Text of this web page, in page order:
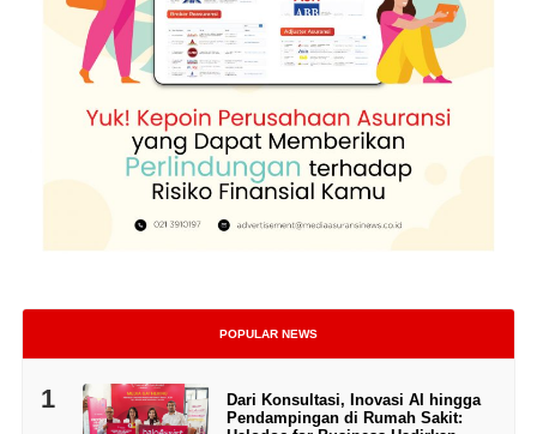
POPULAR NEWS
1
Dari Konsultasi, Inovasi AI hingga
Pendampingan di Rumah Sakit: